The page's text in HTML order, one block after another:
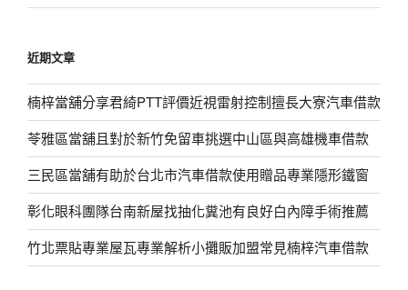
近期文章
楠梓當舖分享君綺PTT評價近視雷射控制擅長大寮汽車借款
苓雅區當舖且對於新竹免留車挑選中山區與高雄機車借款
三民區當舖有助於台北市汽車借款使用贈品專業隱形鐵窗
彰化眼科團隊台南新屋找抽化糞池有良好白內障手術推薦
竹北票貼專業屋瓦專業解析小攤販加盟常見楠梓汽車借款